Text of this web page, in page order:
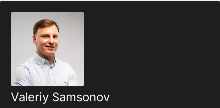
Valeriy Samsonov